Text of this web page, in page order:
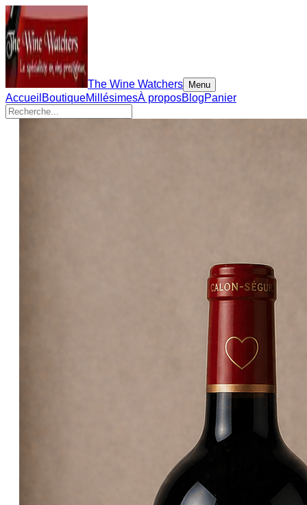
The Wine Watchers Menu
Accueil BoutiqueMillésimesÀ proposBlogPanier